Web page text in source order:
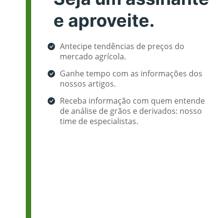
e aproveite.
Antecipe tendências de preços do
mercado agrícola.
Ganhe tempo com as informações dos
nossos artigos.
Receba informação com quem entende
de análise de grãos e derivados: nosso
time de especialistas.